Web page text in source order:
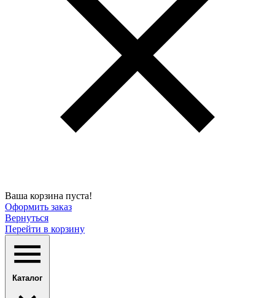
Ваша корзина пуста!
Оформить заказ
Вернуться
Перейти в корзину
Каталог